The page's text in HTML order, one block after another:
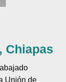
Chiapas
Unión de